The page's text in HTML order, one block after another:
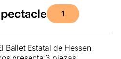
1
Ballet Estatal de Hessen